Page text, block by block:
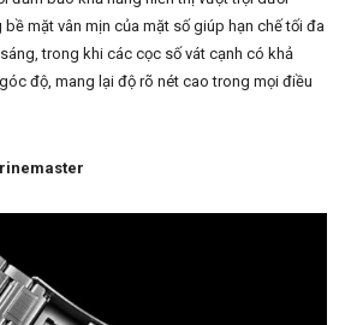
mặt vân mịn của mặt số giúp hạn chế tối đa
trong khi các cọc số vát cạnh có khả
độ, mang lại độ rõ nét cao trong mọi điều